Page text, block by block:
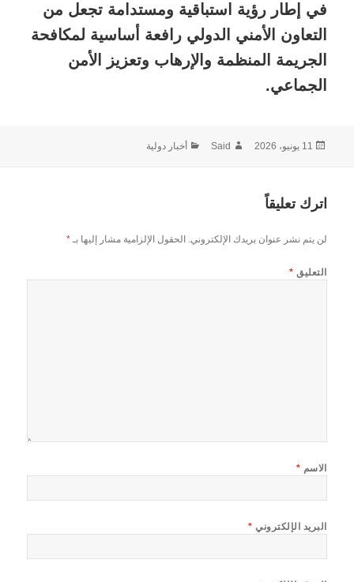
في إطار رؤية استباقية ومستدامة تجعل من
التعاون الأمني الدولي رافعة أساسية لمكافحة
الجريمة المنظمة والإرهاب وتعزيز الأمن
الجماعي.
نُشرت
11 يونيو، 2026 الكاتب
Said التصنيفات
أخبار دولية
اترك تعليقاً
لن يتم نشر عنوان بريدك الإلكتروني. الحقول الإلزامية مشار إليها بـ*
التعليق *
الاسم *
البريد الإلكتروني *